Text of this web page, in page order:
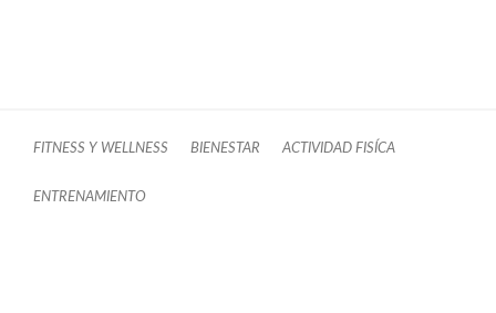
FITNESS Y WELLNESS BIENESTAR ACTIVIDAD FISÍCA
ENTRENAMIENTO